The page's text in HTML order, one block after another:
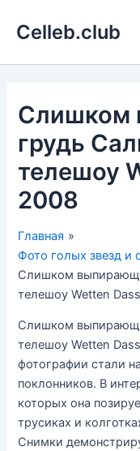
Celleb.club
Слишком
грудь
телешоу
2008
Главная
Фото голых звезд и
Слишком
телешоу Wetten
Слишком
телешоу Wetten
фотографии стали
поклонников. В
которых она
трусиках и
Снимки